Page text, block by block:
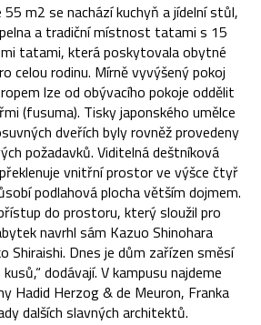
55 m2 se nachází kuchyň a jídelní stůl,
a tradiční místnost tatami s 15
tatami, která poskytovala obytné
celou rodinu. Mírně vyvýšený pokoj
lze od obývacího pokoje oddělit
(fusuma). Tisky japonského umělce
dveřích byly rovněž provedeny
požadavků. Viditelná deštníková
vnitřní prostor ve výšce čtyř
podlahová plocha větším dojmem.
do prostoru, který sloužil pro
navrhl sám Kazuo Shinohara
Shiraishi. Dnes je dům zařízen směsí
dodávají. V kampusu najdeme
Hadid Herzog & de Meuron, Franka
dalších slavných architektů.